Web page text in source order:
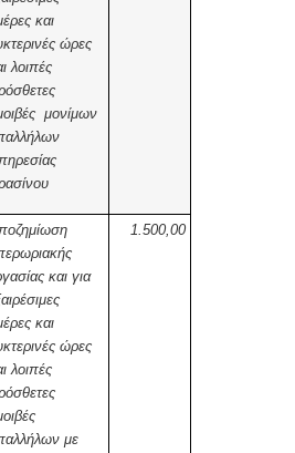
και
ώρες
λοιπές
μονίμων
και για
και
ώρες
λοιπές
με
1.500,00